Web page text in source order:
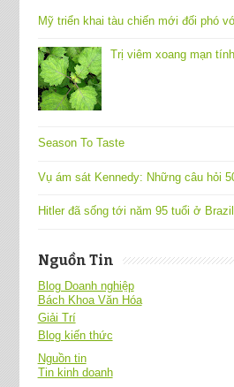
Mỹ triển khai tàu chiến mới đối phó
Trị viêm xoang mạn
Season To Taste
Vụ ám sát Kennedy: Những câu hỏi
Hitler đã sống tới năm 95 tuổi ở
Nguồn Tin
Blog Doanh nghiệp
Bách Khoa Văn Hóa
Giải Trí
Blog kiến thức
Nguồn tin
Tin kinh doanh